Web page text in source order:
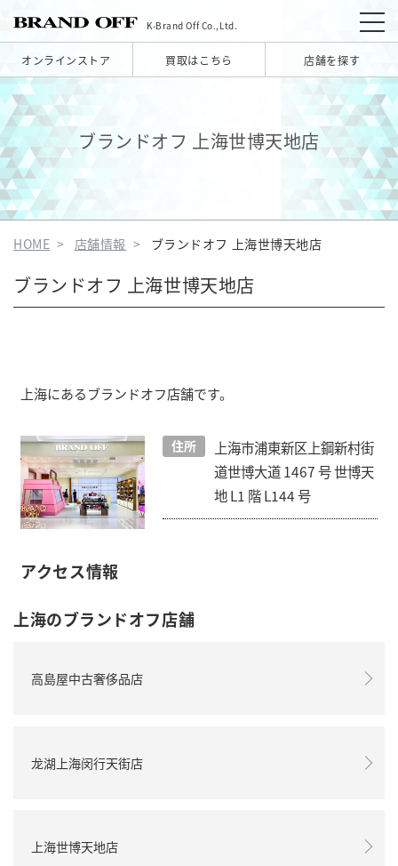
K-Brand Off Co.,Ltd.
オンラインストア 買取はこちら 店舗を探す
ブランドオフ 上海世博天地店
HOME 店舗情報 ブランドオフ 上海世博天地店
ブランドオフ 上海世博天地店
上海にあるブランドオフ店舗です。
住所
上海市浦東新区上鋼新村街
道世博大道 1467 号 世博天
地 L1 階 L144 号
アクセス情報
上海のブランドオフ店舗
高島屋中古奢侈品店
龙湖上海闵行天街店
上海世博天地店